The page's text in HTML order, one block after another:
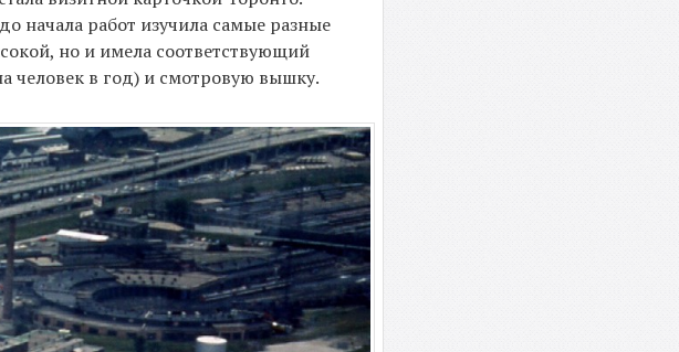
начала работ изучила самые разные
но и имела соответствующий
человек в год) и смотровую вышку.